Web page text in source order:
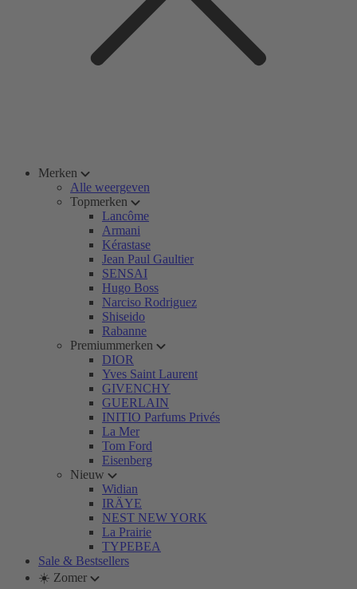
Merken
Alle weergeven
Topmerken
Lancôme
Armani
Kérastase
Jean Paul Gaultier
SENSAI
Hugo Boss
Narciso Rodriguez
Shiseido
Rabanne
Premiummerken
DIOR
Yves Saint Laurent
GIVENCHY
GUERLAIN
INITIO Parfums Privés
La Mer
Tom Ford
Eisenberg
Nieuw
Widian
IRÄYE
NEST NEW YORK
La Prairie
TYPEBEA
Sale & Bestsellers
☀️ Zomer